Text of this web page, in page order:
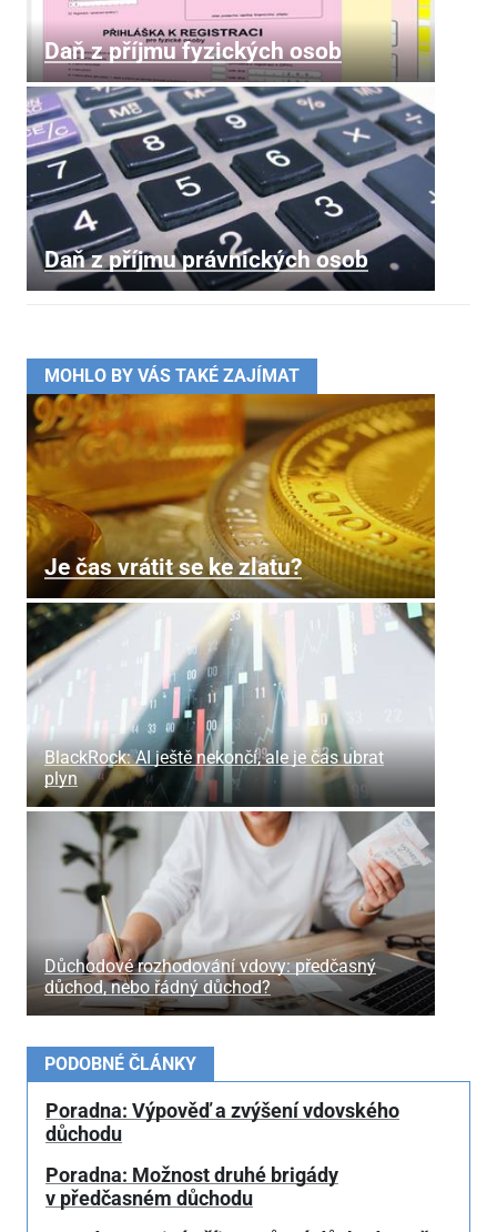
Daň z příjmu fyzických osob
Daň z příjmu právnických osob
MOHLO BY VÁS TAKÉ ZAJÍMAT
Je čas vrátit se ke zlatu?
BlackRock: AI ještě nekončí, ale je čas ubrat
plyn
Důchodové rozhodování vdovy: předčasný
důchod, nebo řádný důchod?
PODOBNÉ ČLÁNKY
Poradna: Výpověď a zvýšení vdovského
důchodu
Poradna: Možnost druhé brigády
v předčasném důchodu